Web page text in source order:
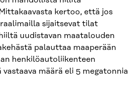
kertoo, että jos
sijaitsevat tilat
uudistavan maatalouden
palauttaa maaperään
henkilöautoliikenteen
määrä eli 5 megatonnia